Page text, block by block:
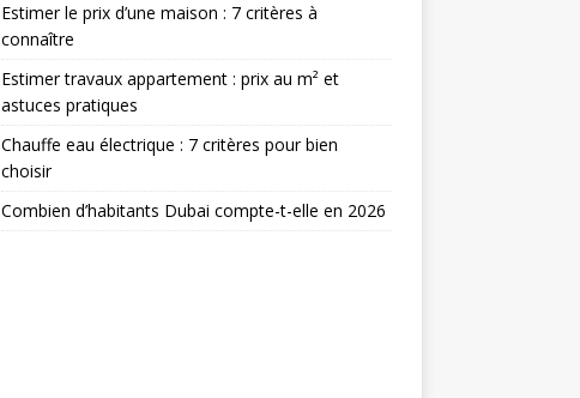
Estimer le prix d’une maison : 7 critères à
connaître
Estimer travaux appartement : prix au m² et
astuces pratiques
Chauffe eau électrique : 7 critères pour bien
choisir
Combien d’habitants Dubai compte-t-elle en 2026